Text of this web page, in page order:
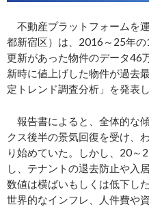
不動産プラットフォームを
都新宿区）は、2016～25年
更新があった物件のデータ46
新時に値上げした物件が過去
定トレンド調査分析」を発表し
報告書によると、全体的な
クス後半の景気回復を受け、
り始めていた。しかし、20～
し、テナントの退去防止や入
数値は横ばいもしくは低下し
世界的なインフレ、人件費や